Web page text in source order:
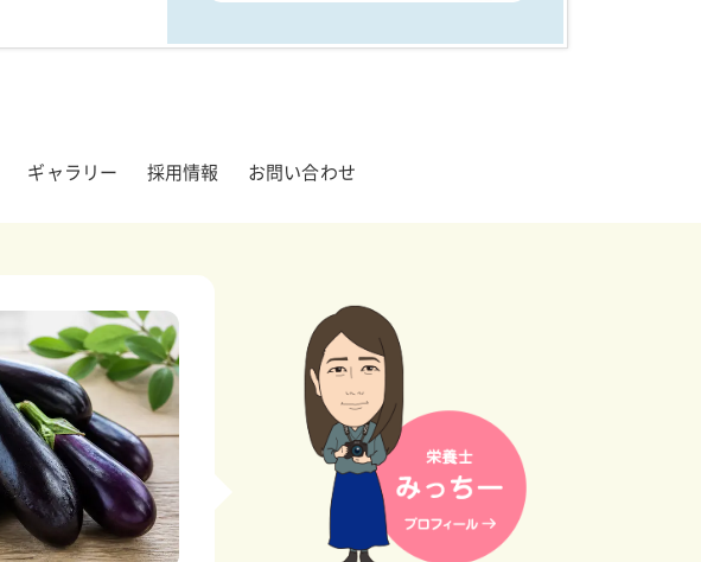
ギャラリー 採用情報 お問い合わせ